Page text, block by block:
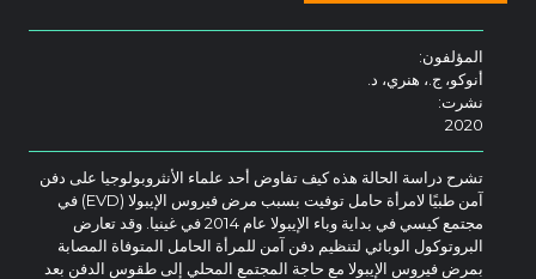
المؤلفون:
أنوكو، ج.، هنري، د.
نشرت:
2020
تشرح دراسة الحالة هذه كيف تفاوض أحد علماء الأنثروبولوجيا على دفن
آمن طبيًا لامرأة حامل توفيت بسبب مرض فيروس الإيبولا (EVD) في
مجتمع كيسي في بداية وباء الإيبولا عام 2014 في غينيا. وقد تعارض
البروتوكول الوبائي لتنظيم دفن آمن للمرأة الحامل المتوفاة المصابة
بمرض فيروس الإيبولا مع حاجة المجتمع المحلي إلى طقوس الدفن بعد